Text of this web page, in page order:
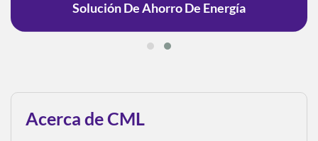
Solución De Ahorro De Energía
Acerca de CML